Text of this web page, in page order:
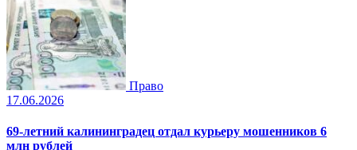
Право
17.06.2026
69-летний калининградец отдал курьеру мошенников 6
млн рублей